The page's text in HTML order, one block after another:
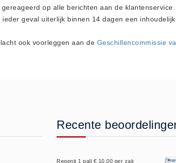
op alle berichten aan de
geval uiterlijk binnen 14 dagen een
ook voorleggen aan de Geschillencommissie
Recente
Regenit 1 pall € 10.00 per zak